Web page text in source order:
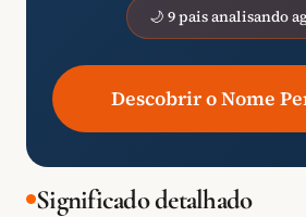
🌙 9 pais analisando
Descobrir o Nome
Significado detalhado